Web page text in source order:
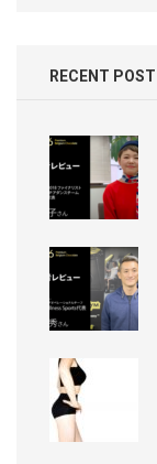
RECENT POST